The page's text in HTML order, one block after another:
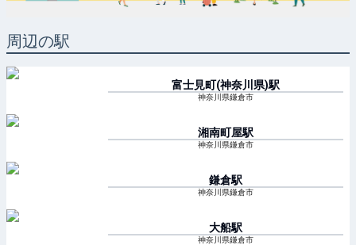
周辺の駅
富士見町(神奈川県)駅
神奈川県鎌倉市
湘南町屋駅
神奈川県鎌倉市
鎌倉駅
神奈川県鎌倉市
大船駅
神奈川県鎌倉市